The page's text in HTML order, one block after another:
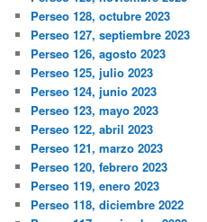
Perseo 128, octubre 2023
Perseo 127, septiembre 2023
Perseo 126, agosto 2023
Perseo 125, julio 2023
Perseo 124, junio 2023
Perseo 123, mayo 2023
Perseo 122, abril 2023
Perseo 121, marzo 2023
Perseo 120, febrero 2023
Perseo 119, enero 2023
Perseo 118, diciembre 2022